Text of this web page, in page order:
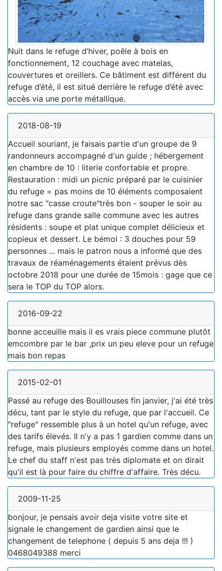
Nuit dans le refuge d’hiver, poêle à bois en
fonctionnement, 12 couchage avec matelas,
couvertures et oreillers. Ce bâtiment est différent du
refuge d’été, il est situé derrière le refuge d’été avec
accès via une porte métallique.
2018-08-19
Accueil souriant, je faisais partie d'un groupe de 9
randonneurs accompagné d'un guide ; hébergement
en chambre de 10 : literie confortable et propre.
Restauration : midi un picnic préparé par le cuisinier
du refuge = pas moins de 10 éléments composaient
notre sac "casse croute"très bon - souper le soir au
refuge dans grande salle commune avec les autres
résidents : soupe et plat unique complet délicieux et
copieux et dessert. Le bémol : 3 douches pour 59
personnes ... mais le patron nous a informé que des
travaux de réaménagements étaient prévus dès
octobre 2018 pour une durée de 15mois : gage que ce
sera le TOP du TOP alors.
2016-09-22
bonne acceuille mais il es vrais piece commune plutôt
emcombre par le bar ,prix un peu eleve pour un refuge
mais bon repas
2015-02-01
Passé au refuge des Bouillouses fin janvier, j'ai été très
décu, tant par le style du refuge, que par l'accueil. Ce
"refuge" ressemble plus à un hotel qu'un refuge, avec
des tarifs élevés. Il n'y a pas 1 gardien comme dans un
refuge, mais plusieurs employés comme dans un hotel.
Le chef du staff n'est pas très diplomate et on dirait
qu'il est là pour faire du chiffre d'affaire. Très décu.
2009-11-25
bonjour, je pensais avoir deja visite votre site et
signale le changement de gardien ainsi que le
changement de telephone ( depuis 5 ans deja !!! )
0468049388 merci